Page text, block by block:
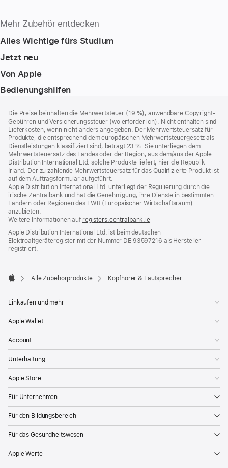
Mehr Zubehör entdecken
Alles Wichtige fürs Studium
Jetzt neu
Von Apple
Bedienungshilfen
Die Preise beinhalten die Mehrwertsteuer (19 %), anwendbare Copyright-
Gebühren und Versicherungssteuer (wo erforderlich). Nicht enthalten sind
Lieferkosten, wenn nicht anders angegeben. Der Mehrwertsteuersatz für
Produkte, die entsprechend dem europäischen Mehrwertsteuergesetz als
Dienstleistungen klassifiziert sind, beträgt 23 %. Sie unterliegen dem
Mehrwertsteuersatz des Landes oder der Region, aus dem/aus der Apple
Distribution International Ltd. solche Produkte liefert, hier die Republik
Irland. Der zu zahlende Mehrwertsteuersatz für das Qualifizierte Produkt ist
auf dem Auftragsformular aufgeführt.
Apple Distribution International Ltd. unterliegt der Regulierung durch die
irische Zentralbank und hat die Genehmigung, ihre Dienste in bestimmten
Ländern oder Regionen des EWR (Europäischer Wirtschaftsraum)
anzubieten.
Weitere Informationen auf registers.centralbank.ie
Apple Distribution International Ltd. ist beim deutschen
Elektroaltgeräteregister mit der Nummer DE 93597216 als Hersteller
registriert.
Alle Zubehörprodukte Kopfhörer & Lautsprecher
Einkaufen und mehr
Apple Wallet
Account
Unterhaltung
Apple Store
Für Unternehmen
Für den Bildungsbereich
Für das Gesundheitswesen
Apple Werte